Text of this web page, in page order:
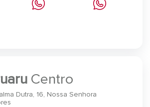
Centro
Dutra, 16, Nossa Senhora